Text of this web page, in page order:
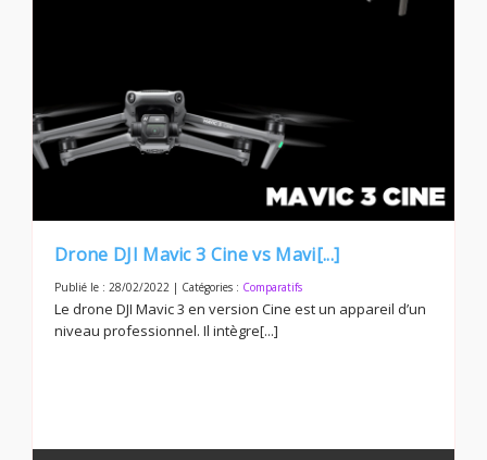
Drone DJI Mavic 3 Cine vs Mavi[...]
Publié le : 28/02/2022 | Catégories : Comparatifs
Le drone DJI Mavic 3 en version Cine est un appareil d’un
niveau professionnel. Il intègre[...]